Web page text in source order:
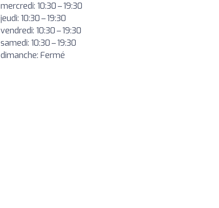
mercredi: 10:30 – 19:30
jeudi: 10:30 – 19:30
vendredi: 10:30 – 19:30
samedi: 10:30 – 19:30
dimanche: Fermé